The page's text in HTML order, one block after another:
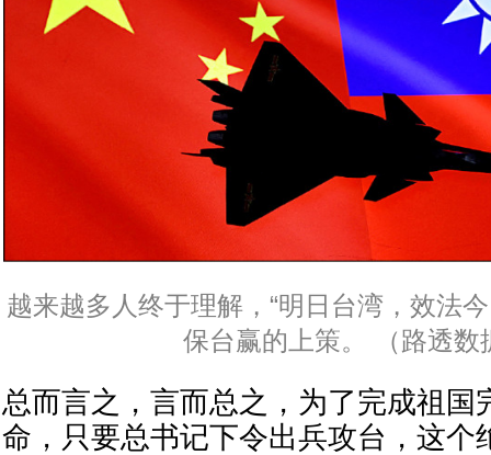
越来越多人终于理解，“明日台湾，效法
保台赢的上策。 （路透数
总而言之，言而总之，为了完成祖国
命，只要总书记下令出兵攻台，这个